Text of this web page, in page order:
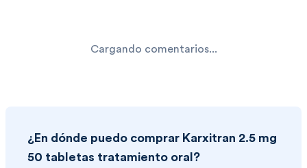
Cargando comentarios...
¿En dónde puedo comprar Karxitran 2.5 mg
50 tabletas tratamiento oral ?